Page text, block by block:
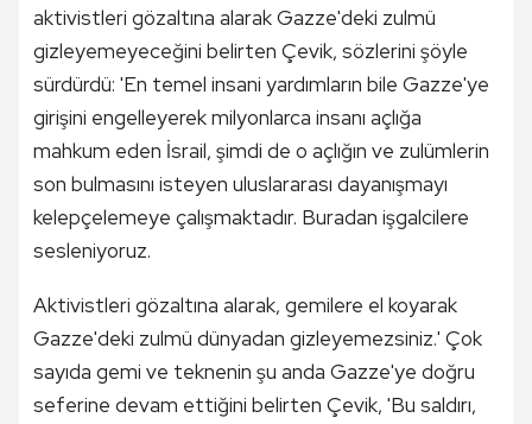
aktivistleri gözaltına alarak Gazze'deki zulmü
gizleyemeyeceğini belirten Çevik, sözlerini şöyle
sürdürdü: 'En temel insani yardımların bile Gazze'ye
girişini engelleyerek milyonlarca insanı açlığa
mahkum eden İsrail, şimdi de o açlığın ve zulümlerin
son bulmasını isteyen uluslararası dayanışmayı
kelepçelemeye çalışmaktadır. Buradan işgalcilere
sesleniyoruz.
Aktivistleri gözaltına alarak, gemilere el koyarak
Gazze'deki zulmü dünyadan gizleyemezsiniz.' Çok
sayıda gemi ve teknenin şu anda Gazze'ye doğru
seferine devam ettiğini belirten Çevik, 'Bu saldırı,